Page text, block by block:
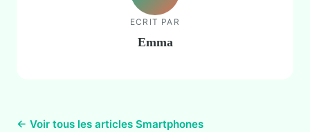
ECRIT PAR
Emma
← Voir tous les articles Smartphones